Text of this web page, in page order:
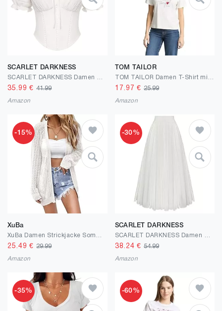
SCARLET DARKNESS
35.99 €41.99
Amazon
TOM TAILOR
17.97 € 25.99
Amazon
-15%
XuBa
25.49 €29.99
Amazon
-30%
SCARLET DARKNESS
38.24 € 54.99
Amazon
-35% -60%